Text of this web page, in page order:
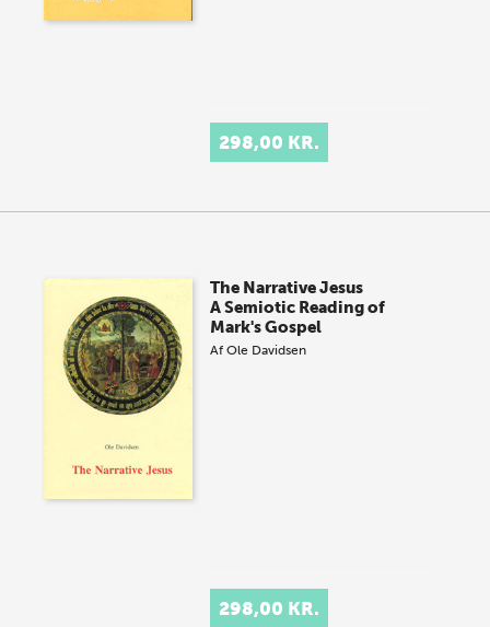
298,00 KR.
The Narrative Jesus
A Semiotic Reading of
Mark's Gospel
AfOle Davidsen
298,00 KR.